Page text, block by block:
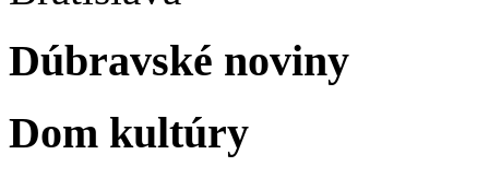
Dúbravské noviny
Dom kultúry